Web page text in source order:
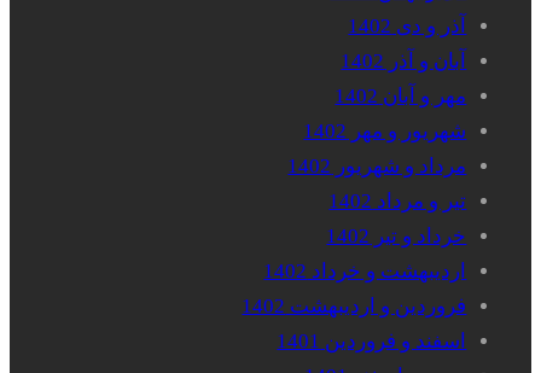
آذر و دی 1402
آبان و آذر 1402
مهر و آبان 1402
شهریور و مهر 1402
مرداد و شهریور 1402
تیر و مرداد 1402
خرداد و تیر 1402
اردیبهشت و خرداد 1402
فروردین و اردیبهشت 1402
اسفند و فروردین 1401